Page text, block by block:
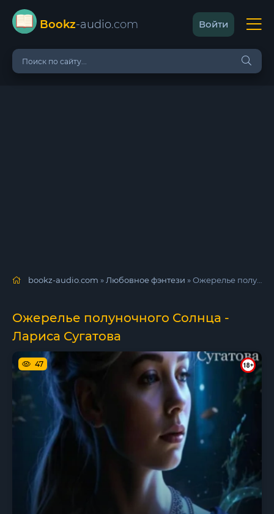
Bookz-audio.com Войти
bookz-audio.com » Любовное фэнтези » Ожерелье полуночного Солнца - Лариса Сугатова
Ожерелье полуночного Солнца -
Лариса Сугатова
47